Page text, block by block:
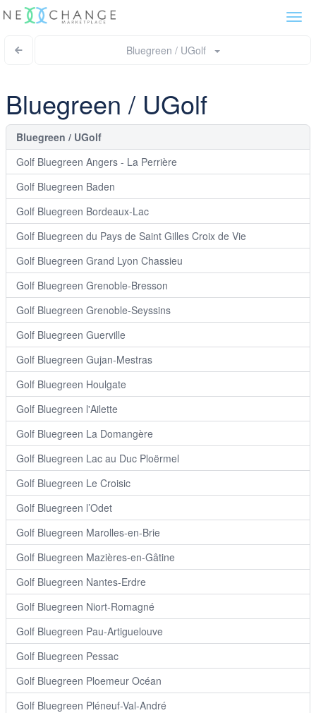
Bluegreen / UGolf
Bluegreen / UGolf
Bluegreen / UGolf
Golf Bluegreen Angers - La Perrière
Golf Bluegreen Baden
Golf Bluegreen Bordeaux-Lac
Golf Bluegreen du Pays de Saint Gilles Croix de Vie
Golf Bluegreen Grand Lyon Chassieu
Golf Bluegreen Grenoble-Bresson
Golf Bluegreen Grenoble-Seyssins
Golf Bluegreen Guerville
Golf Bluegreen Gujan-Mestras
Golf Bluegreen Houlgate
Golf Bluegreen l'Ailette
Golf Bluegreen La Domangère
Golf Bluegreen Lac au Duc Ploërmel
Golf Bluegreen Le Croisic
Golf Bluegreen l’Odet
Golf Bluegreen Marolles-en-Brie
Golf Bluegreen Mazières-en-Gâtine
Golf Bluegreen Nantes-Erdre
Golf Bluegreen Niort-Romagné
Golf Bluegreen Pau-Artiguelouve
Golf Bluegreen Pessac
Golf Bluegreen Ploemeur Océan
Golf Bluegreen Pléneuf-Val-André